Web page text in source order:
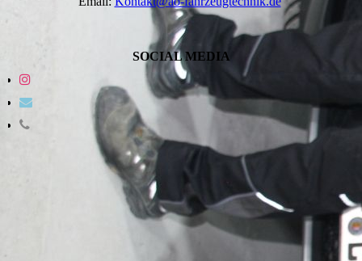
SOCIAL MEDIA